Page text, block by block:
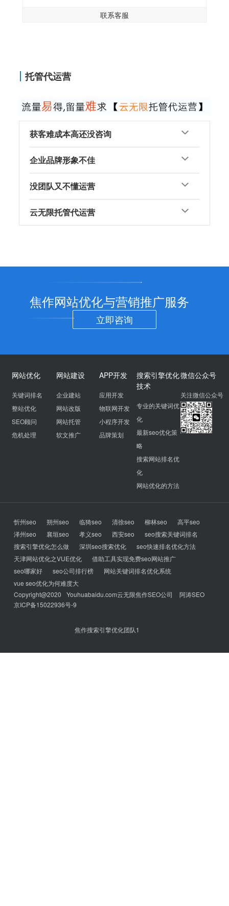
联系客服
托管代运营
获客难成本高还没咨询
企业品牌形象不佳
没团队又不懂运营
云无限托管代运营
焦作网站优化与营销推广服务
立即咨询
网站优化
关键词排名
整站优化
SEO顾问
危机处理
网站建设
企业建站
网站改版
网站托管
软文推广
APP开发
应用开发
物联网开发
小程序开发
品牌策划
搜索引擎优化
技术
专业的关键词优
化
最新seo优化策
略
搜索网站排名优
化
网站优化的方法
微信公众号
关注微信公众号
忻州seo 朔州seo 临猗seo 清徐seo 柳林seo
高平seo
泽州seo
襄垣seo 孝义seo 西安seo
seo搜索关键词排名
搜索引擎优化怎么做
深圳seo搜索优化
seo快速排名优化方法
天津网站优化之VUE优化
借助工具实现免费seo网站推广
seo哪家好
seo公司排行榜
网站关键词排名优化系统
vue seo优化为何难度大
Copyright@2020
Youhuabaidu.com云无限焦作SEO公司
阿涛SEO
京ICP备15022936号-9
焦作搜索引擎优化团队1